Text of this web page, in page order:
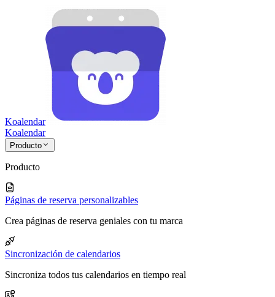
Koalendar
Koalendar
Producto
Producto
Páginas de reserva personalizables
Crea páginas de reserva geniales con tu marca
Sincronización de calendarios
Sincroniza todos tus calendarios en tiempo real